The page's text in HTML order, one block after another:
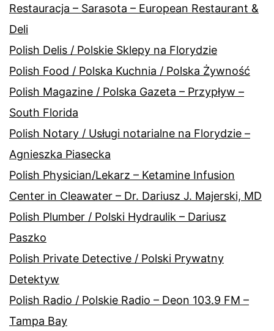
Restauracja – Sarasota – European Restaurant &
Deli
Polish Delis / Polskie Sklepy na Florydzie
Polish Food / Polska Kuchnia / Polska Żywność
Polish Magazine / Polska Gazeta – Przypływ –
South Florida
Polish Notary / Usługi notarialne na Florydzie –
Agnieszka Piasecka
Polish Physician/Lekarz – Ketamine Infusion
Center in Cleawater – Dr. Dariusz J. Majerski, MD
Polish Plumber / Polski Hydraulik – Dariusz
Paszko
Polish Private Detective / Polski Prywatny
Detektyw
Polish Radio / Polskie Radio – Deon 103.9 FM –
Tampa Bay